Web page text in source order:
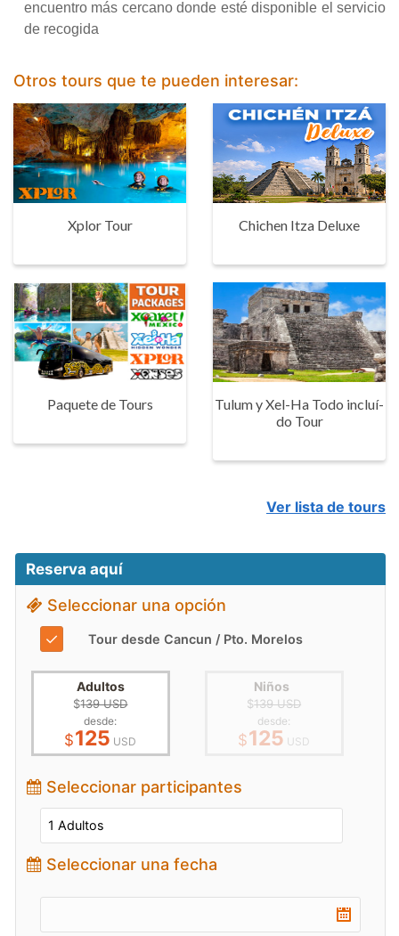
encuentro más cercano donde esté disponible el servicio
de recogida
Otros tours que te pueden interesar:
Xplor Tour Chichen Itza Deluxe
Paquete de Tours
Tulum y Xel-Ha Todo incluí­
do Tour
Ver lista de tours
Reserva aquí
Seleccionar una opción
✓
Tour desde Cancun / Pto. Morelos
Adultos
$139 USD
desde:
$125 USD
Niños
$139 USD
desde:
$125 USD
Seleccionar participantes
Seleccionar una fecha